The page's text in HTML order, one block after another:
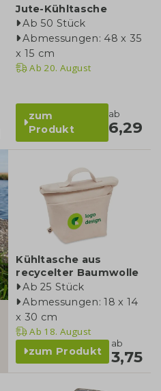
Jute-Kühltasche
Ab 50 Stück
Abmessungen: 48 x 35
x 15 cm
Ab 20. August
zum
Produkt
ab
6,29
Kühltasche aus
recycelter Baumwolle
Ab 25 Stück
Abmessungen: 18 x 14
x 30 cm
Ab 18. August
zum Produkt
ab
3,75